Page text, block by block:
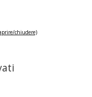
chiudere)